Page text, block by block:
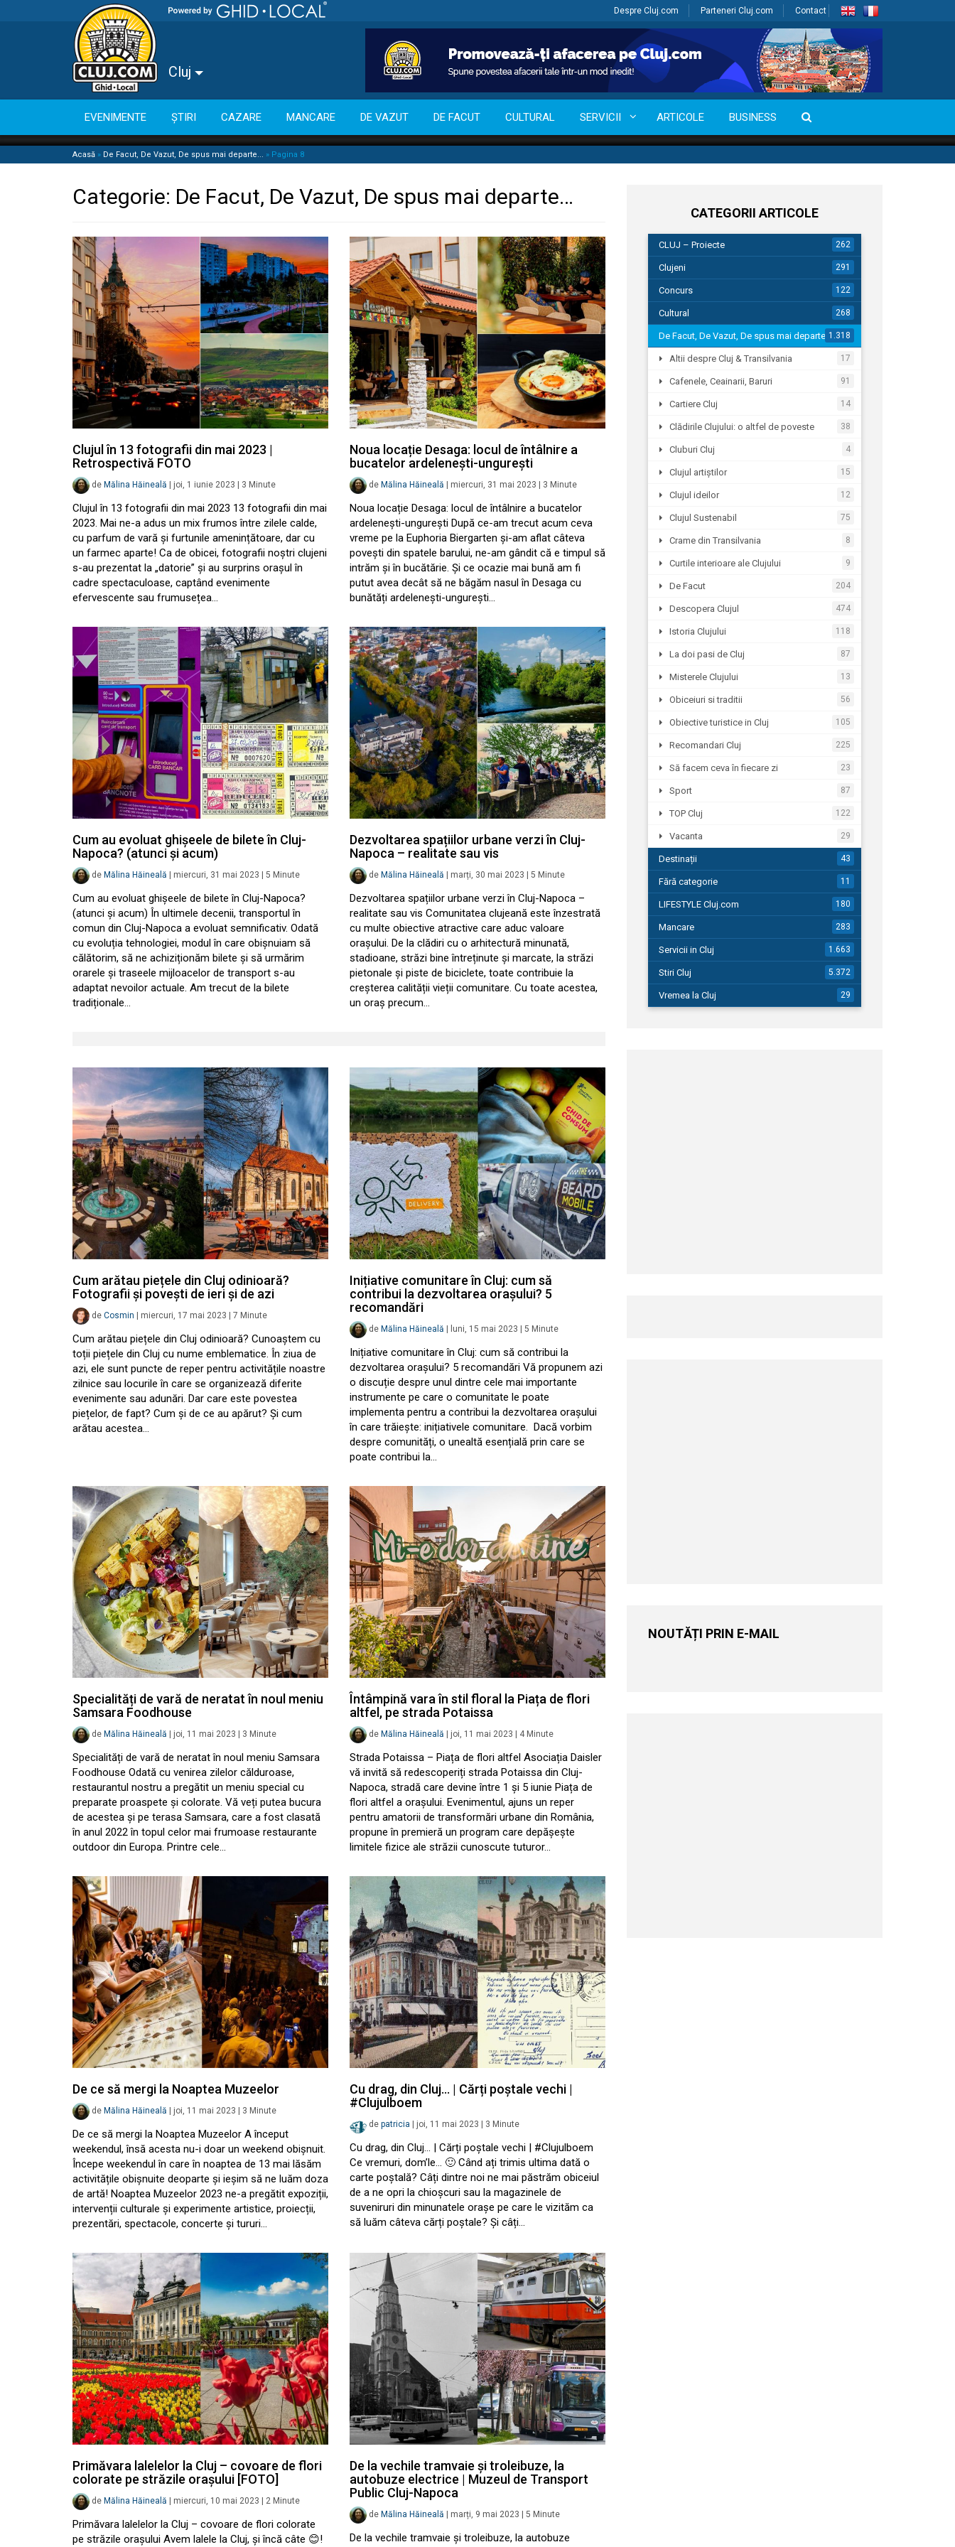
Despre Cluj.com Parteneri Cluj.com Contact
Cluj
EVENIMENTE ȘTIRI CAZARE MANCARE DE VAZUT DE FACUT CULTURAL SERVICII ARTICOLE BUSINESS
Acasă » De Facut, De Vazut, De spus mai departe... » Pagina 8
Categorie: De Facut, De Vazut, De spus mai departe…
Clujul în 13 fotografii din mai 2023 |
Retrospectivă FOTO
de Mălina Hăineală joi, 1 iunie 2023 3 Minute
Clujul în 13 fotografii din mai 2023 13 fotografii din mai
2023. Mai ne-a adus un mix frumos între zilele calde,
cu parfum de vară și furtunile amenințătoare, dar cu
un farmec aparte! Ca de obicei, fotografii noștri clujeni
s-au prezentat la „datorie” și au surprins orașul în
cadre spectaculoase, captând evenimente
efervescente sau frumusețea…
Noua locație Desaga: locul de întâlnire a
bucatelor ardelenești-ungurești
de Mălina Hăineală miercuri, 31 mai 2023 3 Minute
Noua locație Desaga: locul de întâlnire a bucatelor
ardelenești-ungurești După ce-am trecut acum ceva
vreme pe la Euphoria Biergarten și-am aflat câteva
povești din spatele barului, ne-am gândit că e timpul să
intrăm și în bucătărie. Și ce ocazie mai bună am fi
putut avea decât să ne băgăm nasul în Desaga cu
bunătăți ardelenești-ungurești…
Cum au evoluat ghișeele de bilete în Cluj-
Napoca? (atunci și acum)
de Mălina Hăineală miercuri, 31 mai 2023 5 Minute
Cum au evoluat ghișeele de bilete în Cluj-Napoca?
(atunci și acum) În ultimele decenii, transportul în
comun din Cluj-Napoca a evoluat semnificativ. Odată
cu evoluția tehnologiei, modul în care obișnuiam să
călătorim, să ne achiziționăm bilete și să urmărim
orarele și traseele mijloacelor de transport s-au
adaptat nevoilor actuale. Am trecut de la bilete
tradiționale…
Dezvoltarea spațiilor urbane verzi în Cluj-
Napoca – realitate sau vis
de Mălina Hăineală marți, 30 mai 2023 5 Minute
Dezvoltarea spațiilor urbane verzi în Cluj-Napoca –
realitate sau vis Comunitatea clujeană este înzestrată
cu multe obiective atractive care aduc valoare
orașului. De la clădiri cu o arhitectură minunată,
stadioane, străzi bine întreținute și marcate, la străzi
pietonale și piste de biciclete, toate contribuie la
creșterea calității vieții comunitare. Cu toate acestea,
un oraș precum…
Cum arătau piețele din Cluj odinioară?
Fotografii și povești de ieri și de azi
de Cosmin miercuri, 17 mai 2023 7 Minute
Cum arătau piețele din Cluj odinioară? Cunoaștem cu
toții piețele din Cluj cu nume emblematice. În ziua de
azi, ele sunt puncte de reper pentru activitățile noastre
zilnice sau locurile în care se organizează diferite
evenimente sau adunări. Dar care este povestea
piețelor, de fapt? Cum și de ce au apărut? Și cum
arătau acestea…
Inițiative comunitare în Cluj: cum să
contribui la dezvoltarea orașului? 5
recomandări
de Mălina Hăineală luni, 15 mai 2023 5 Minute
Inițiative comunitare în Cluj: cum să contribui la
dezvoltarea orașului? 5 recomandări Vă propunem azi
o discuție despre unul dintre cele mai importante
instrumente pe care o comunitate le poate
implementa pentru a contribui la dezvoltarea orașului
în care trăiește: inițiativele comunitare. Dacă vorbim
despre comunități, o unealtă esențială prin care se
poate contribui la…
Specialități de vară de neratat în noul meniu
Samsara Foodhouse
de Mălina Hăineală joi, 11 mai 2023 3 Minute
Specialități de vară de neratat în noul meniu Samsara
Foodhouse Odată cu venirea zilelor călduroase,
restaurantul nostru a pregătit un meniu special cu
preparate proaspete și colorate. Vă veți putea bucura
de acestea și pe terasa Samsara, care a fost clasată
în anul 2022 în topul celor mai frumoase restaurante
outdoor din Europa. Printre cele…
Întâmpină vara în stil floral la Piața de flori
altfel, pe strada Potaissa
de Mălina Hăineală joi, 11 mai 2023 4 Minute
Strada Potaissa – Piața de flori altfel Asociația Daisler
vă invită să redescoperiți strada Potaissa din Cluj-
Napoca, stradă care devine între 1 și 5 iunie Piața de
flori altfel a orașului. Evenimentul, ajuns un reper
pentru amatorii de transformări urbane din România,
propune în premieră un program care depășește
limitele fizice ale străzii cunoscute tuturor…
De ce să mergi la Noaptea Muzeelor
de Mălina Hăineală joi, 11 mai 2023 3 Minute
De ce să mergi la Noaptea Muzeelor A început
weekendul, însă acesta nu-i doar un weekend obișnuit.
Începe weekendul în care în noaptea de 13 mai lăsăm
activitățile obișnuite deoparte și ieșim să ne luăm doza
de artă! Noaptea Muzeelor 2023 ne-a pregătit expoziții,
intervenții culturale și experimente artistice, proiecții,
prezentări, spectacole, concerte și tururi…
Cu drag, din Cluj… | Cărți poștale vechi |
#Clujulboem
de patricia joi, 11 mai 2023 3 Minute
Cu drag, din Cluj… | Cărți poștale vechi | #Clujulboem
Ce vremuri, dom’le… 🙂 Când ați trimis ultima dată o
carte poștală? Câți dintre noi ne mai păstrăm obiceiul
de a ne opri la chioșcuri sau la magazinele de
suveniruri din minunatele orașe pe care le vizităm ca
să luăm câteva cărți poștale? Și câți…
Primăvara lalelelor la Cluj – covoare de flori
colorate pe străzile orașului [FOTO]
de Mălina Hăineală miercuri, 10 mai 2023 2 Minute
Primăvara lalelelor la Cluj – covoare de flori colorate
pe străzile orașului Avem lalele la Cluj, și încă câte 😊!
De la vechile tramvaie și troleibuze, la
autobuze electrice | Muzeul de Transport
Public Cluj-Napoca
de Mălina Hăineală marți, 9 mai 2023 5 Minute
De la vechile tramvaie și troleibuze, la autobuze
CATEGORII ARTICOLE
CLUJ – Proiecte 262
Clujeni 291
Concurs 122
Cultural 268
De Facut, De Vazut, De spus mai departe…1.318
Altii despre Cluj & Transilvania 17
Cafenele, Ceainarii, Baruri 91
Cartiere Cluj 14
Clădirile Clujului: o altfel de poveste 38
Cluburi Cluj 4
Clujul artiștilor 15
Clujul ideilor 12
Clujul Sustenabil 75
Crame din Transilvania 8
Curtile interioare ale Clujului 9
De Facut 204
Descopera Clujul 474
Istoria Clujului 118
La doi pasi de Cluj 87
Misterele Clujului 13
Obiceiuri si traditii 56
Obiective turistice in Cluj 105
Recomandari Cluj 225
Să facem ceva în fiecare zi 23
Sport 87
TOP Cluj 122
Vacanta 29
Destinații 43
Fără categorie 11
LIFESTYLE Cluj.com 180
Mancare 283
Servicii in Cluj 1.663
Stiri Cluj 5.372
Vremea la Cluj 29
NOUTĂȚI PRIN E-MAIL